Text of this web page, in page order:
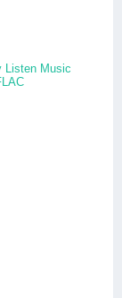
Listen Music